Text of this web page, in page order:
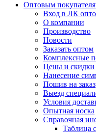
Оптовым
Вход в ЛК
О компании
Производство
Новости
Заказать оптом
Комплексные
Цены и скидки
Нанесение
Пошив на заказ
Выезд
Условия
Опытная носка
Справочная
Таблица